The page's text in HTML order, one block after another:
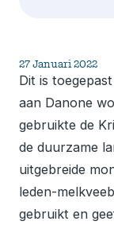
27 Januari 2022
Dit is
aan Danone
gebruikte de
de duurzame
uitgebreide
leden-
gebruikt en